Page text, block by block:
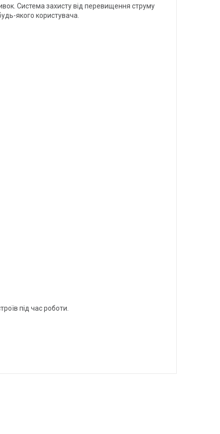
Система захисту від перевищення струму
якого користувача.
під час роботи.